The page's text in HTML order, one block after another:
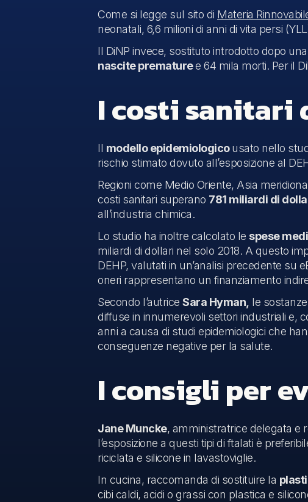
Come si legge sul sito di Materia
neonatali, 6,6 milioni di anni di vita persi
Il DiNP invece, sostituto introdotto dopo
nascite prematuree 64 mila morti. Per il
I costi
Il modello epidemiologicousato nello
rischio stimato dovuto all’esposizione al
Regioni come Medio Oriente, Asia
costi sanitari superano 781 miliardi di
all’industria chimica.
Lo studio ha inoltre calcolato le spese
miliardi di dollari nel solo 2018. A questo
DEHP, valutati in un’analisi precedente su
oneri rappresentano un finanziamento
Secondo l’autrice Sara Hyman, le
diffuse in innumerevoli settori industriali e,
anni a causa di studi epidemiologici che
conseguenze negative per la salute.
I consigli per
Jane Muncke, amministratrice delegata e
l’esposizione a questi tipi di ftalati è
riciclata e silicone in lavastoviglie.
In cucina, raccomanda di sostituire la
cibi caldi, acidi o grassi con plastica e